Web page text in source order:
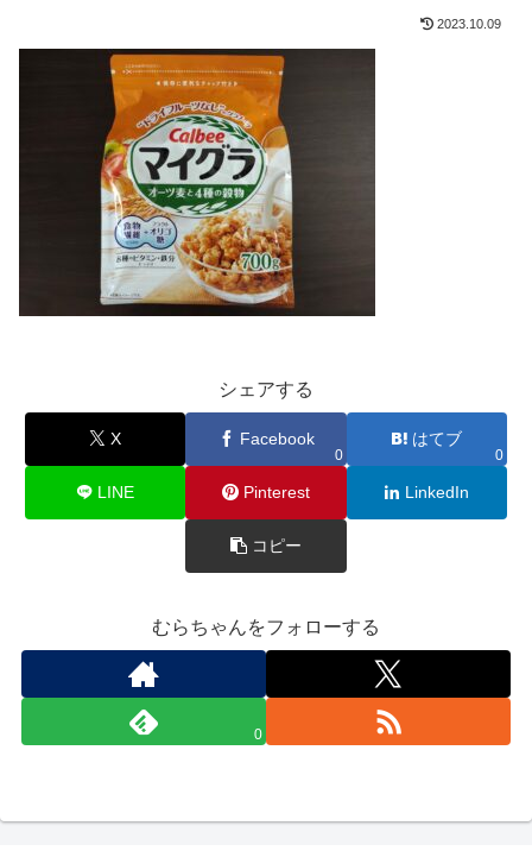
2023.10.09
シェアする
X Facebook
0
はてブ
0
LINE Pinterest LinkedIn
コピー
むらちゃんをフォローする
0